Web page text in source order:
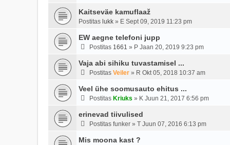
Kaitseväe kamuflaaž
Postitas lukk » E Sept 09, 2019 11:23 pm
EW aegne telefoni jupp
Postitas 1661 » P Jaan 20, 2019 9:23 pm
Vaja abi sihiku tuvastamisel ...
Postitas Veiler » R Okt 05, 2018 10:37 am
Veel ühe soomusauto ehitus ...
Postitas Kriuks » K Juun 21, 2017 6:56 pm
erinevad tiivulised
Postitas funker » T Juun 07, 2016 6:13 pm
Mis moona kast ?